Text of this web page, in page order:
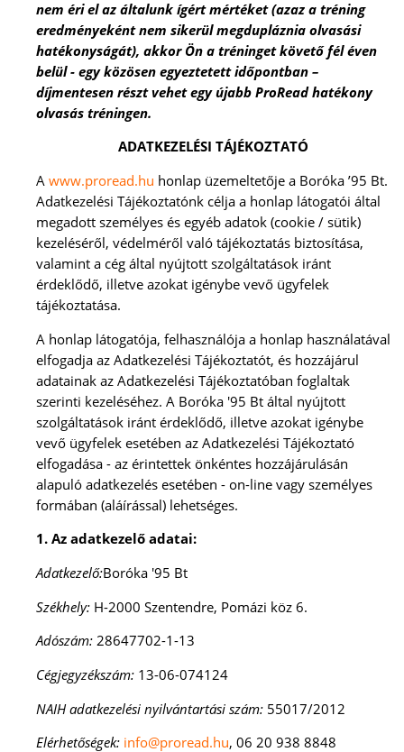
nem éri el az általunk ígért mértéket (azaz a tréning
eredményeként nem sikerül megdupláznia olvasási
hatékonyságát), akkor Ön a tréninget követő fél éven
belül - egy közösen egyeztetett időpontban –
díjmentesen részt vehet egy újabb ProRead hatékony
olvasás tréningen.
ADATKEZELÉSI TÁJÉKOZTATÓ
A www.proread.hu honlap üzemeltetője a Boróka ’95 Bt.
Adatkezelési Tájékoztatónk célja a honlap látogatói által
megadott személyes és egyéb adatok (cookie / sütik)
kezeléséről, védelméről való tájékoztatás biztosítása,
valamint a cég által nyújtott szolgáltatások iránt
érdeklődő, illetve azokat igénybe vevő ügyfelek
tájékoztatása.
A honlap látogatója, felhasználója a honlap használatával
elfogadja az Adatkezelési Tájékoztatót, és hozzájárul
adatainak az Adatkezelési Tájékoztatóban foglaltak
szerinti kezeléséhez. A Boróka '95 Bt által nyújtott
szolgáltatások iránt érdeklődő, illetve azokat igénybe
vevő ügyfelek esetében az Adatkezelési Tájékoztató
elfogadása - az érintettek önkéntes hozzájárulásán
alapuló adatkezelés esetében - on-line vagy személyes
formában (aláírással) lehetséges.
1. Az adatkezelő adatai:
Adatkezelő:Boróka '95 Bt
Székhely: H-2000 Szentendre, Pomázi köz 6.
Adószám: 28647702-1-13
Cégjegyzékszám: 13-06-074124
NAIH adatkezelési nyilvántartási szám: 55017/2012
Elérhetőségek: info@proread.hu, 06 20 938 8848